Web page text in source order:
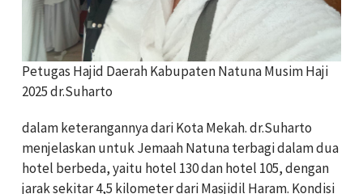
Petugas Hajid Daerah Kabupaten Natuna Musim Haji
2025 dr.Suharto
dalam keterangannya dari Kota Mekah. dr.Suharto
menjelaskan untuk Jemaah Natuna terbagi dalam dua
hotel berbeda, yaitu hotel 130 dan hotel 105, dengan
jarak sekitar 4,5 kilometer dari Masjidil Haram. Kondisi